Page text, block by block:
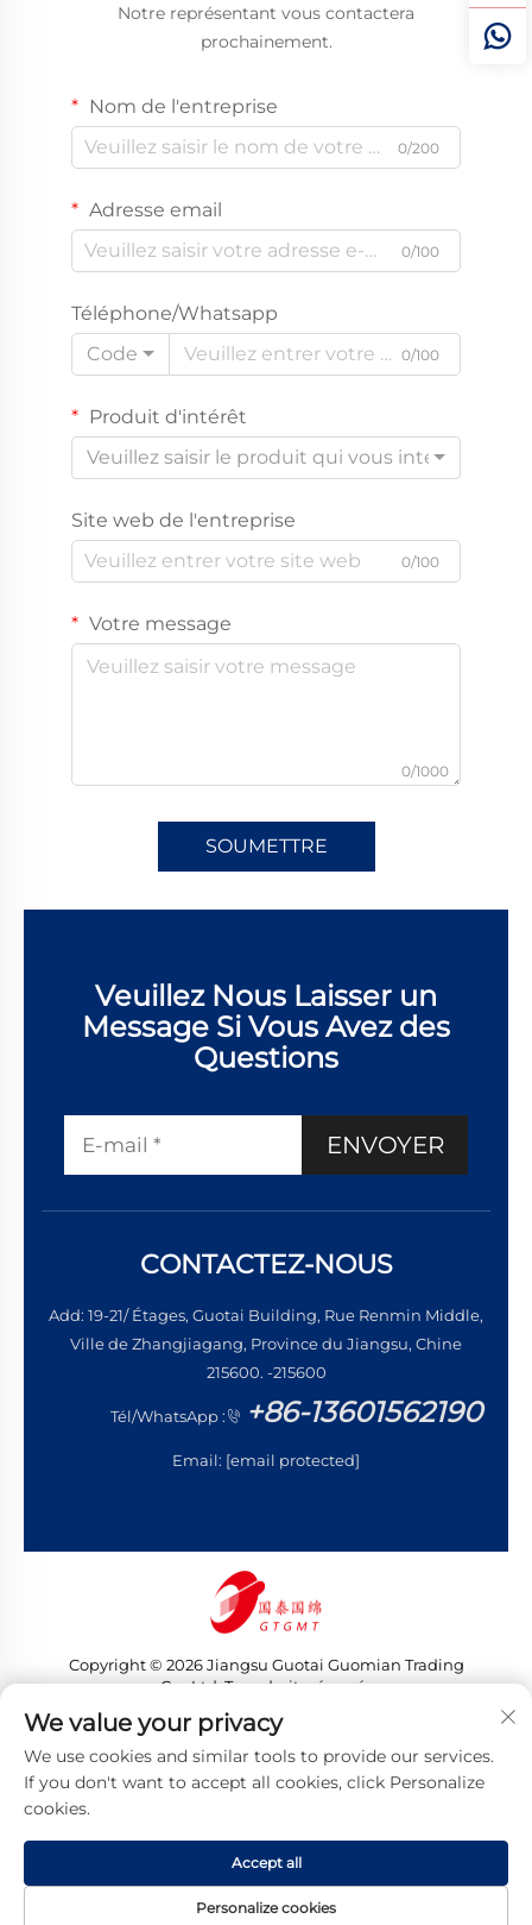
Notre représentant vous contactera
prochainement.
Nom de l'entreprise
0/200
Adresse email
0/100
Téléphone/Whatsapp
Code
0/100
Produit d'intérêt
Veuillez saisir le produit qui vous intéresse
Site web de l'entreprise
0/100
Votre message
0/1000
SOUMETTRE
Veuillez Nous Laisser un
Message Si Vous Avez des
Questions
ENVOYER
CONTACTEZ-NOUS
Add: 19-21/ Étages, Guotai Building, Rue Renmin Middle,
Ville de Zhangjiagang, Province du Jiangsu, Chine
215600. -215600
Tél/WhatsApp : +86-13601562190
Email: [email protected]
Copyright © 2026 Jiangsu Guotai Guomian Trading
Co., Ltd. Tous droits réservés
Politique de confidentialité
We value your privacy
We use cookies and similar tools to provide our services.
If you don't want to accept all cookies, click Personalize
cookies.
Personalize cookies
Accept all